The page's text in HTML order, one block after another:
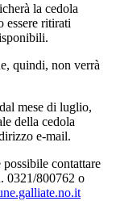
la cedola
essere ritirati
quindi, non verrà
mese di luglio,
della cedola
e-mail.
contattare
0321/800762 o